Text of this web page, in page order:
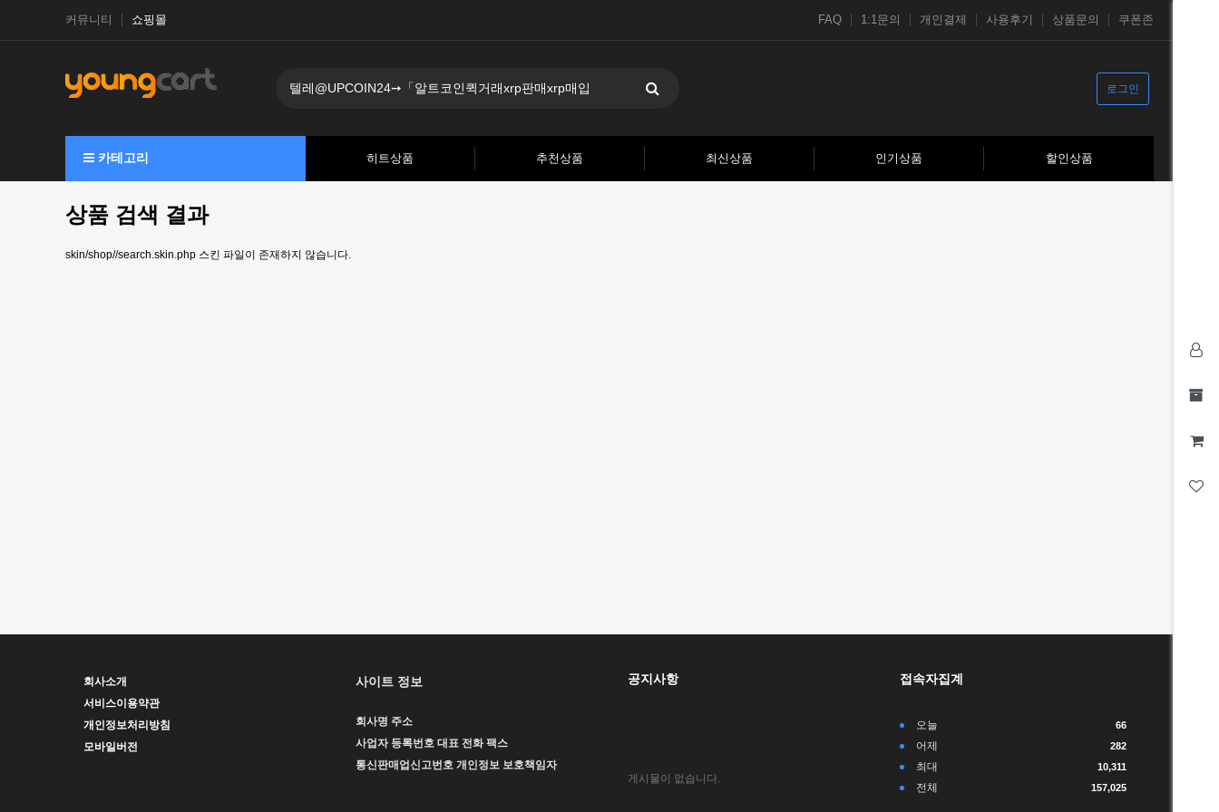
커뮤니티 쇼핑몰 FAQ 1:1문의 개인결제 사용후기 상품문의 쿠폰존
로그인
카테고리 히트상품 추천상품 최신상품 인기상품 할인상품
상품 검색 결과
skin/shop//search.skin.php 스킨 파일이 존재하지 않습니다.
회사소개
서비스이용약관
개인정보처리방침
모바일버전
사이트 정보
회사명 주소
사업자 등록번호 대표 전화 팩스
통신판매업신고번호 개인정보 보호책임자
공지사항
게시물이 없습니다.
접속자집계
오늘 66
어제 282
최대 10,311
전체 157,025